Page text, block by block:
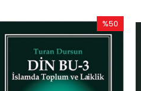
%50
İndirim